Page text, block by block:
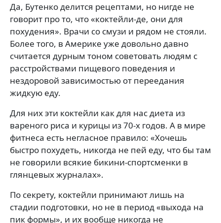
Да, Бутенко делится рецептами, но нигде не
говорит про то, что «коктейли-де, они для
похудения». Врачи со смузи и рядом не стояли.
Более того, в Америке уже довольно давно
считается дурным тоном советовать людям с
расстройствами пищевого поведения и
нездоровой зависимостью от переедания
жидкую еду.
Для них эти коктейли как для нас диета из
вареного риса и курицы из 70-х годов. А в мире
фитнеса есть негласное правило: «Хочешь
быстро похудеть, никогда не пей еду, что бы там
не говорили всякие бикини-спортсменки в
глянцевых журналах».
По секрету, коктейли принимают лишь на
стадии подготовки, но не в период «выхода на
пик формы», и их вообще никогда не